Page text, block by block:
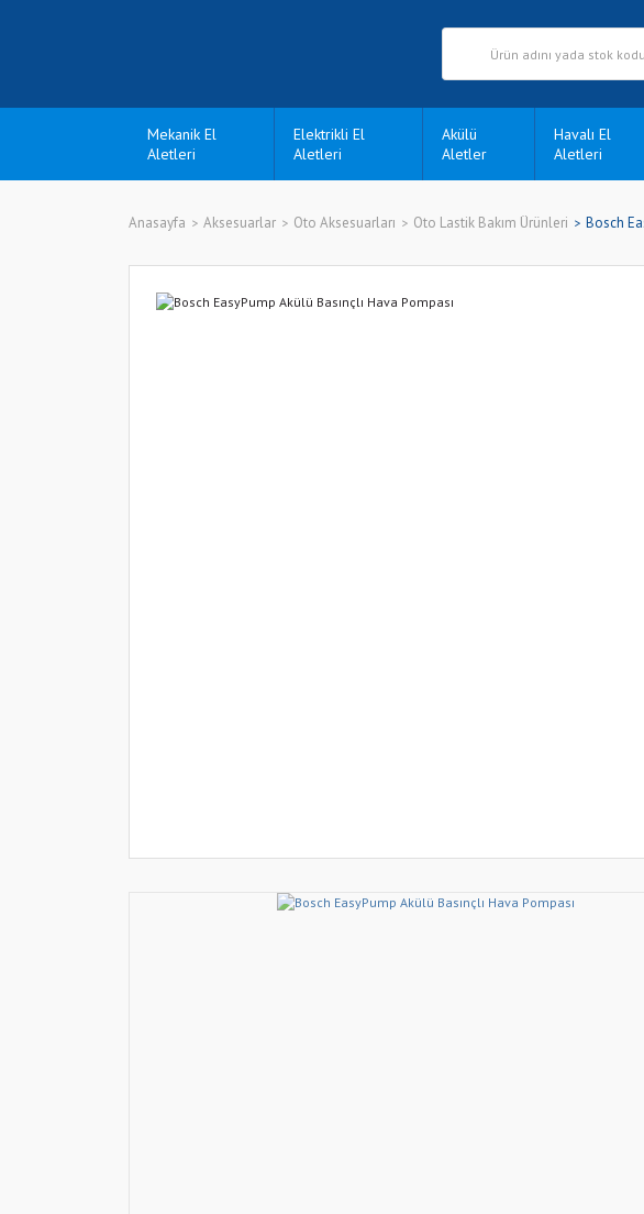
Mekanik El
Aletleri
Elektrikli El
Aletleri
Akülü
Aletler
Havalı El
Aletleri
Anasayfa Aksesuarlar Oto Aksesuarları Oto Lastik Bakım Ürünleri Bosch